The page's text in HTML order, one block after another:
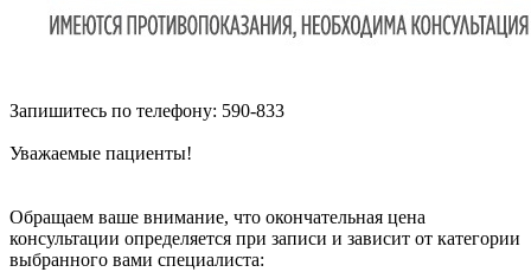
Запишитесь по телефону: 590-833
Уважаемые пациенты!
Обращаем ваше внимание, что окончательная цена
консультации определяется при записи и зависит от категории
выбранного вами специалиста: